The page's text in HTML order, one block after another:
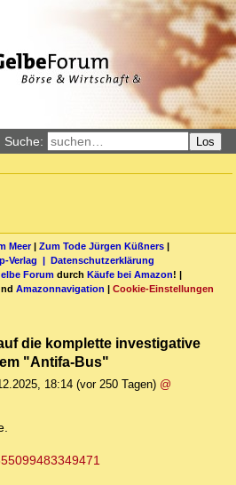
Suche: Los
Meer| Zum Tode Jürgen Küßners |
Verlag | Datenschutzerklärung
Forum durch Käufe bei Amazon! |
Amazonnavigation | Cookie-Einstellungen
die komplette investigative
"Antifa-Bus"
18:14 (vor 250 Tagen) @